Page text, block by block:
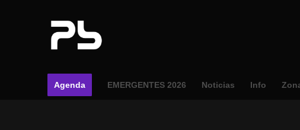
Agenda EMERGENTES 2026 Noticias Info